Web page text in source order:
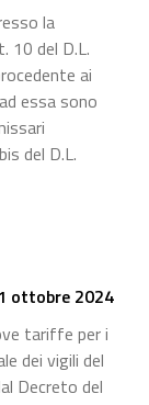
la
10 del D.L.
ai
essa sono
del D.L.
ottobre 2024
tariffe per i
dei vigili del
Decreto del